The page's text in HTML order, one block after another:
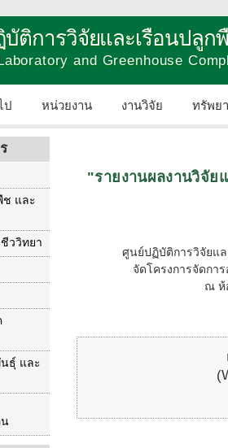
ติการวิจัยและเรือนปลูก
and Greenhouse
ป หน่วยงาน งานวิจัย ทรัพย
ช และ
ววิทยา
ธุ์ และ
น
"รายงานผลงานวิจัย
ศูนย์ปฏิบัติการวิจัยแ
จัดโครงการจัดกา
ณ ห้